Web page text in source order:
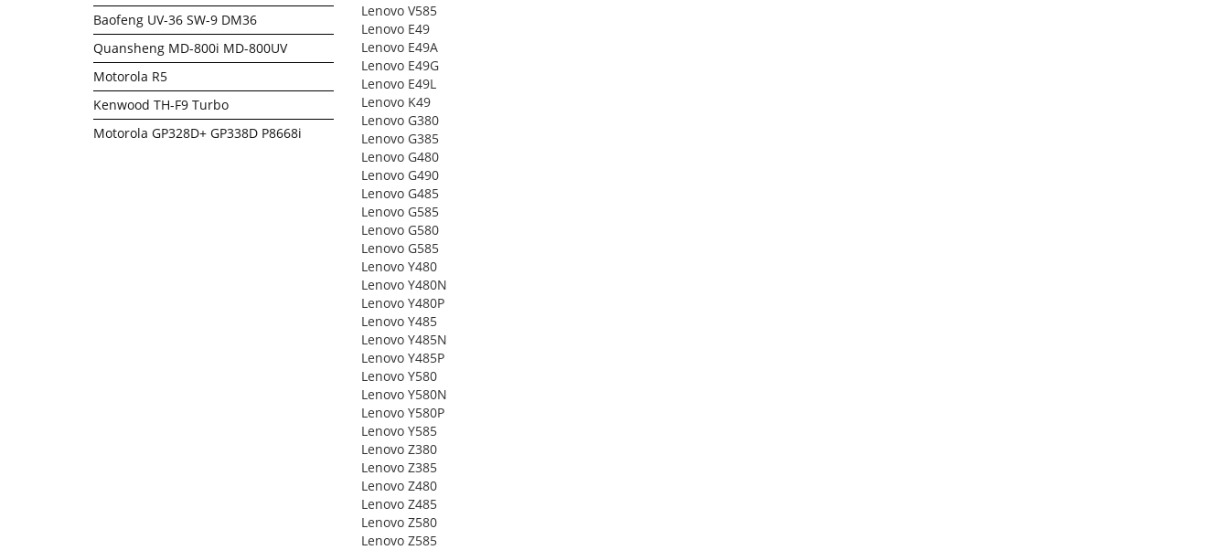
Baofeng UV-36 SW-9 DM36
Quansheng MD-800i MD-800UV
Motorola R5
Kenwood TH-F9 Turbo
Motorola GP328D+ GP338D P8668i
Lenovo V585
Lenovo E49
Lenovo E49A
Lenovo E49G
Lenovo E49L
Lenovo K49
Lenovo G380
Lenovo G385
Lenovo G480
Lenovo G490
Lenovo G485
Lenovo G585
Lenovo G580
Lenovo G585
Lenovo Y480
Lenovo Y480N
Lenovo Y480P
Lenovo Y485
Lenovo Y485N
Lenovo Y485P
Lenovo Y580
Lenovo Y580N
Lenovo Y580P
Lenovo Y585
Lenovo Z380
Lenovo Z385
Lenovo Z480
Lenovo Z485
Lenovo Z580
Lenovo Z585